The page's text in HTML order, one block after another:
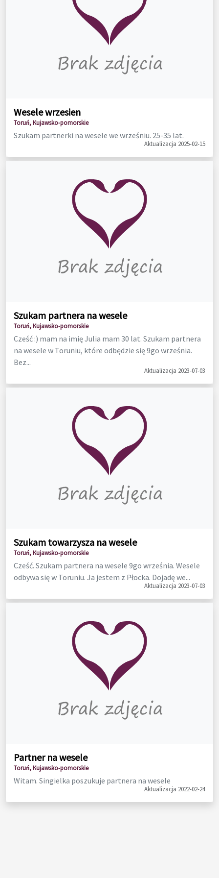
Wesele wrzesien
Toruń, Kujawsko-pomorskie
Szukam partnerki na wesele we wrześniu. 25-35 lat.
Aktualizacja 2025-02-15
Szukam partnera na wesele
Toruń, Kujawsko-pomorskie
Cześć :) mam na imię Julia mam 30 lat. Szukam partnera
na wesele w Toruniu, które odbędzie się 9go września.
Bez...
Aktualizacja 2023-07-03
Szukam towarzysza na wesele
Toruń, Kujawsko-pomorskie
Cześć. Szukam partnera na wesele 9go września. Wesele
odbywa się w Toruniu. Ja jestem z Płocka. Dojadę we...
Aktualizacja 2023-07-03
Partner na wesele
Toruń, Kujawsko-pomorskie
Witam. Singielka poszukuje partnera na wesele
Aktualizacja 2022-02-24